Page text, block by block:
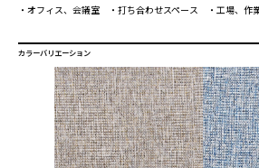
・オフィス、会議室 ・打ち合わせスペース ・工場、作
カラーバリエーション